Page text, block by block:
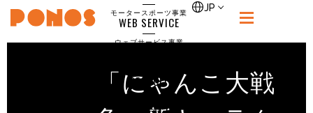
PONOS
モータースポーツ事業
WEB SERVICE
ウェブサービス事業
RECRUIT
JP
「にゃんこ大戦